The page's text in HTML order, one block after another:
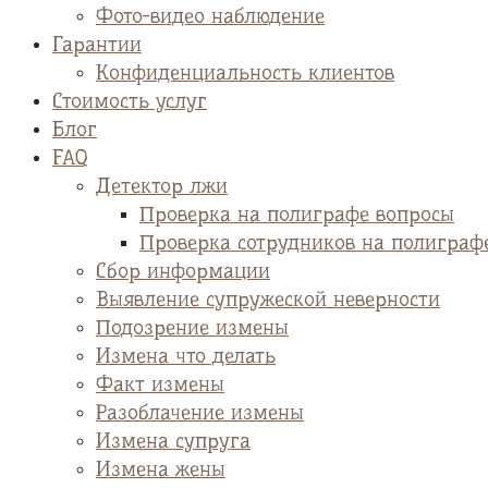
Фото-видео наблюдение
Гарантии
Конфиденциальность клиентов
Стоимость услуг
Блог
FAQ
Детектор лжи
Проверка на полиграфе вопросы
Проверка сотрудников на
Сбор информации
Выявление супружеской неверности
Подозрение измены
Измена что делать
Факт измены
Разоблачение измены
Измена супруга
Измена жены